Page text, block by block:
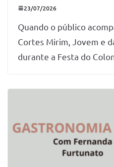
23/07/2026
Quando o público
Cortes Mirim, Jovem e
durante a Festa do